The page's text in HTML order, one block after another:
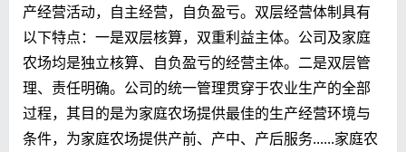
产经营活动，自主经营，自负盈亏。双层经营体制具有
以下特点：一是双层核算，双重利益主体。公司及家庭
农场均是独立核算、自负盈亏的经营主体。二是双层管
理、责任明确。公司的统一管理贯穿于农业生产的全部
过程，其目的是为家庭农场提供最佳的生产经营环境与
条件，为家庭农场提供产前、产中、产后服务......家庭农